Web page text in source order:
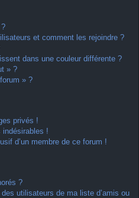
et comment les rejoindre ?
dans une couleur différente ?
» ?
» ?
privés !
!
d’un membre de ce forum !
?
utilisateurs de ma liste d’amis ou